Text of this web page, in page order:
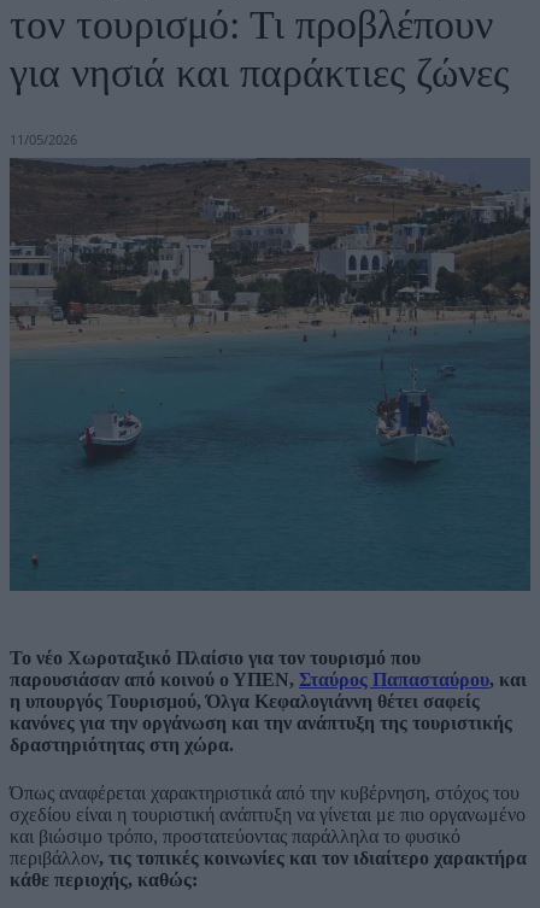
τον τουρισμό: Τι προβλέπουν
για νησιά και παράκτιες ζώνες
11/05/2026
Το νέο Χωροταξικό Πλαίσιο για τον τουρισμό που
παρουσιάσαν από κοινού ο ΥΠΕΝ, Σταύρος Παπασταύρου, και
η υπουργός Τουρισμού, Όλγα Κεφαλογιάννη θέτει σαφείς
κανόνες για την οργάνωση και την ανάπτυξη της τουριστικής
δραστηριότητας στη χώρα.
Όπως αναφέρεται χαρακτηριστικά από την κυβέρνηση, στόχος του
σχεδίου είναι η τουριστική ανάπτυξη να γίνεται με πιο οργανωμένο
και βιώσιμο τρόπο, προστατεύοντας παράλληλα το φυσικό
περιβάλλον, τις τοπικές κοινωνίες και τον ιδιαίτερο χαρακτήρα
κάθε περιοχής, καθώς: